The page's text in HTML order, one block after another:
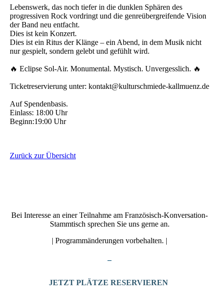
Lebenswerk, das noch tiefer in die dunklen Sphären des
progressiven Rock vordringt und die genreübergreifende Vision
der Band neu entfacht.
Dies ist kein Konzert.
Dies ist ein Ritus der Klänge – ein Abend, in dem Musik nicht
nur gespielt, sondern gelebt und gefühlt wird.
🔥 Eclipse Sol-Air. Monumental. Mystisch. Unvergesslich. 🔥
Ticketreservierung unter: kontakt@kulturschmiede-kallmuenz.de
Auf Spendenbasis.
Einlass: 18:00 Uhr
Beginn:19:00 Uhr
Zurück zur Übersicht
Bei Interesse an einer Teilnahme am Französisch-Konversation-
Stammtisch sprechen Sie uns gerne an.
| Programmänderungen vorbehalten. |
JETZT PLÄTZE RESERVIEREN